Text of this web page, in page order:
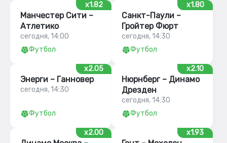
x1.82
Манчестер Сити –
Атлетико
сегодня, 14:00
Футбол
x1.80
Санкт-Паули –
Гройтер Фюрт
сегодня, 14:30
Футбол
x2.05
Энерги – Ганновер
сегодня, 14:30
Футбол
x2.10
Нюрнберг – Динамо
Дрезден
сегодня, 14:30
Футбол
x2.00 x1.93